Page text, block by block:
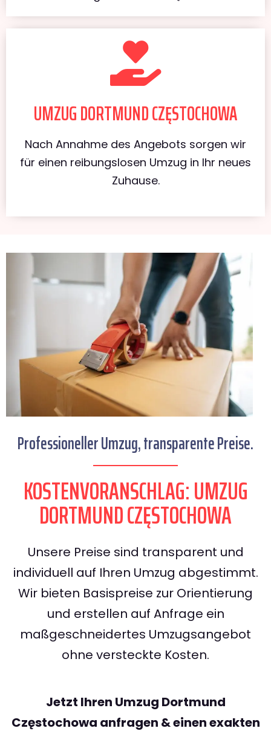
UMZUG DORTMUND CZĘSTOCHOWA
Nach Annahme des Angebots sorgen wir
für einen reibungslosen Umzug in Ihr neues
Zuhause.
Professioneller Umzug, transparente Preise.
KOSTENVORANSCHLAG: UMZUG
DORTMUND CZĘSTOCHOWA
Unsere Preise sind transparent und
individuell auf Ihren Umzug abgestimmt.
Wir bieten Basispreise zur Orientierung
und erstellen auf Anfrage ein
maßgeschneidertes Umzugsangebot
ohne versteckte Kosten.
Jetzt Ihren Umzug Dortmund
Częstochowa anfragen & einen exakten